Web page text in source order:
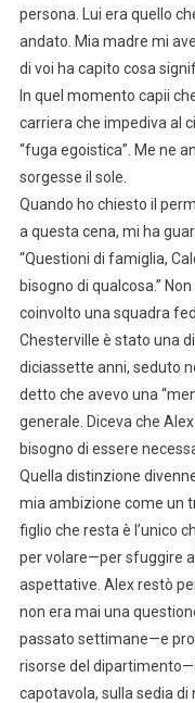
persona. Lui era quello
andato. Mia madre mi
di voi ha capito cosa
In quel momento capii
carriera che impediva al
“fuga egoistica”. Me ne
sorgesse il sole.
Quando ho chiesto il
a questa cena, mi ha
“Questioni di famiglia,
bisogno di qualcosa.”
coinvolto una squadra
Chesterville è stato una
diciassette anni, seduto
detto che avevo una
generale. Diceva che
bisogno di essere
Quella distinzione
mia ambizione come un
figlio che resta è l’unico
per volare—per sfuggire
aspettative. Alex restò
non era mai una
passato settimane—e
risorse del
capotavola, sulla sedia di